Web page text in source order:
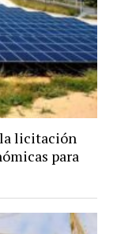
la licitación
para